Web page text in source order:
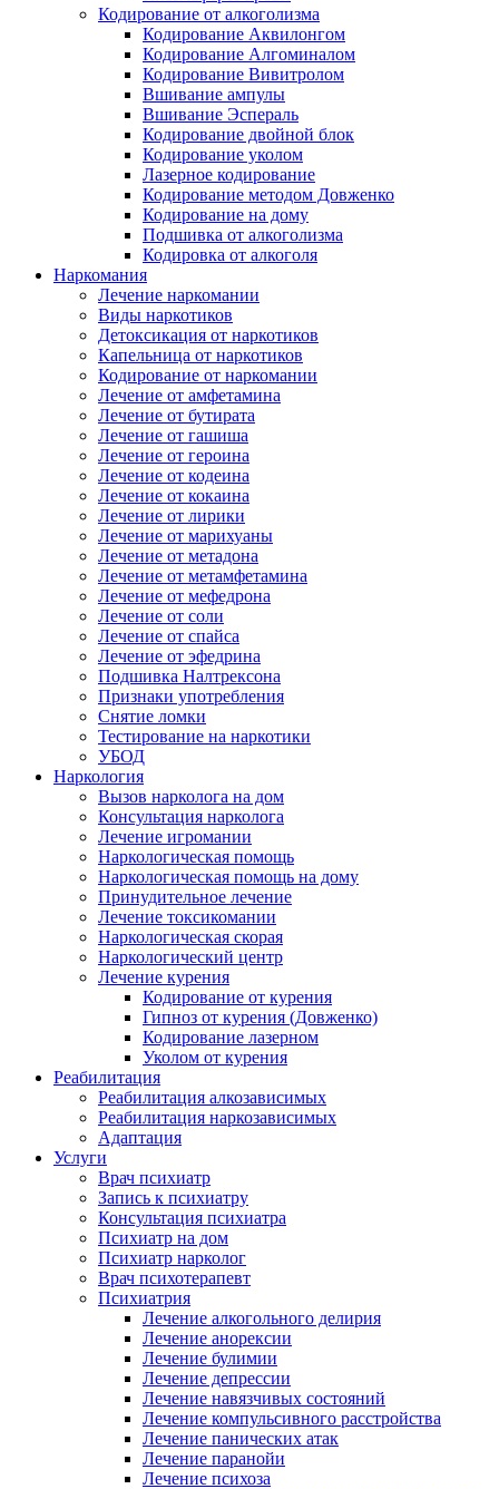
Кодирование от алкоголизма
Кодирование Аквилонгом
Кодирование Алгоминалом
Кодирование Вивитролом
Вшивание ампулы
Вшивание Эспераль
Кодирование двойной блок
Кодирование уколом
Лазерное кодирование
Кодирование методом Довженко
Кодирование на дому
Подшивка от алкоголизма
Кодировка от алкоголя
Наркомания
Лечение наркомании
Виды наркотиков
Детоксикация от наркотиков
Капельница от наркотиков
Кодирование от наркомании
Лечение от амфетамина
Лечение от бутирата
Лечение от гашиша
Лечение от героина
Лечение от кодеина
Лечение от кокаина
Лечение от лирики
Лечение от марихуаны
Лечение от метадона
Лечение от метамфетамина
Лечение от мефедрона
Лечение от соли
Лечение от спайса
Лечение от эфедрина
Подшивка Налтрексона
Признаки употребления
Снятие ломки
Тестирование на наркотики
УБОД
Наркология
Вызов нарколога на дом
Консультация нарколога
Лечение игромании
Наркологическая помощь
Наркологическая помощь на дому
Принудительное лечение
Лечение токсикомании
Наркологическая скорая
Наркологический центр
Лечение курения
Кодирование от курения
Гипноз от курения (Довженко)
Кодирование лазерном
Уколом от курения
Реабилитация
Реабилитация алкозависимых
Реабилитация наркозависимых
Адаптация
Услуги
Врач психиатр
Запись к психиатру
Консультация психиатра
Психиатр на дом
Психиатр нарколог
Врач психотерапевт
Психиатрия
Лечение алкогольного делирия
Лечение анорексии
Лечение булимии
Лечение депрессии
Лечение навязчивых состояний
Лечение компульсивного расстройства
Лечение панических атак
Лечение паранойи
Лечение психоза